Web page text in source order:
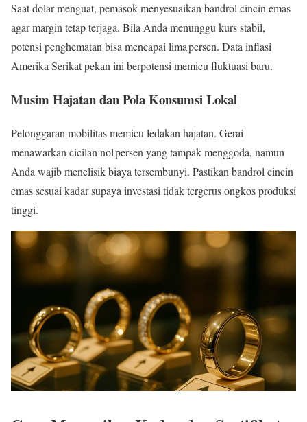
Saat dolar menguat, pemasok menyesuaikan bandrol cincin emas
agar margin tetap terjaga. Bila Anda menunggu kurs stabil,
potensi penghematan bisa mencapai lima persen. Data inflasi
Amerika Serikat pekan ini berpotensi memicu fluktuasi baru.
Musim Hajatan dan Pola Konsumsi Lokal
Pelonggaran mobilitas memicu ledakan hajatan. Gerai
menawarkan cicilan nol persen yang tampak menggoda, namun
Anda wajib menelisik biaya tersembunyi. Pastikan bandrol cincin
emas sesuai kadar supaya investasi tidak tergerus ongkos produksi
tinggi.